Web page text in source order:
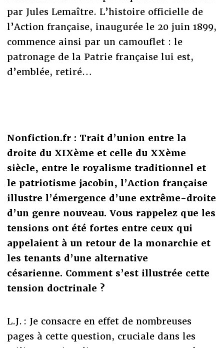
par Jules Lemaître. L’histoire officielle de
l’Action française, inaugurée le 20 juin 1899,
commence ainsi par un camouflet : le
patronage de la Patrie française lui est,
d’emblée, retiré…
Nonfiction.fr : Trait d’union entre la
droite du XIXème et celle du XXème
siècle, entre le royalisme traditionnel et
le patriotisme jacobin, l’Action française
illustre l’émergence d’une extrême-droite
d’un genre nouveau. Vous rappelez que les
tensions ont été fortes entre ceux qui
appelaient à un retour de la monarchie et
les tenants d’une alternative
césarienne. Comment s’est illustrée cette
tension doctrinale ?
L.J. : Je consacre en effet de nombreuses
pages à cette question, cruciale dans les